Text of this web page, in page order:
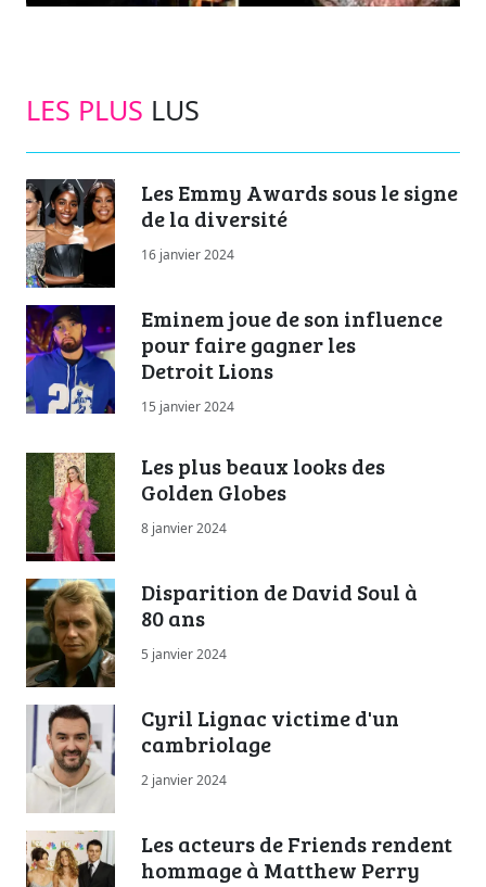
LES PLUS LUS
Les Emmy Awards sous le signe
de la diversité
16 janvier 2024
Eminem joue de son influence
pour faire gagner les
Detroit Lions
15 janvier 2024
Les plus beaux looks des
Golden Globes
8 janvier 2024
Disparition de David Soul à
80 ans
5 janvier 2024
Cyril Lignac victime d'un
cambriolage
2 janvier 2024
Les acteurs de Friends rendent
hommage à Matthew Perry